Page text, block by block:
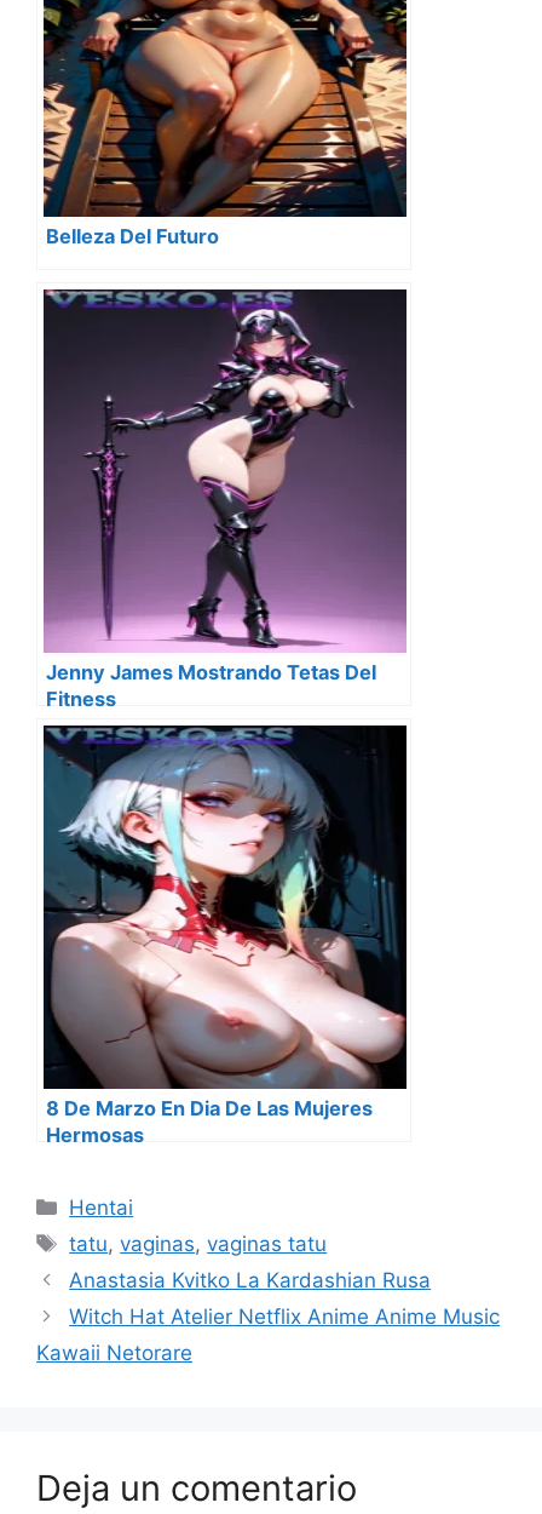
Belleza Del Futuro
Jenny James Mostrando Tetas Del
Fitness
8 De Marzo En Dia De Las Mujeres
Hermosas
Categorías
Hentai
Etiquetas
tatu,vaginas,vaginas tatu
Anastasia Kvitko La Kardashian Rusa
Witch Hat Atelier Netflix Anime Anime Music
Kawaii Netorare
Deja un comentario